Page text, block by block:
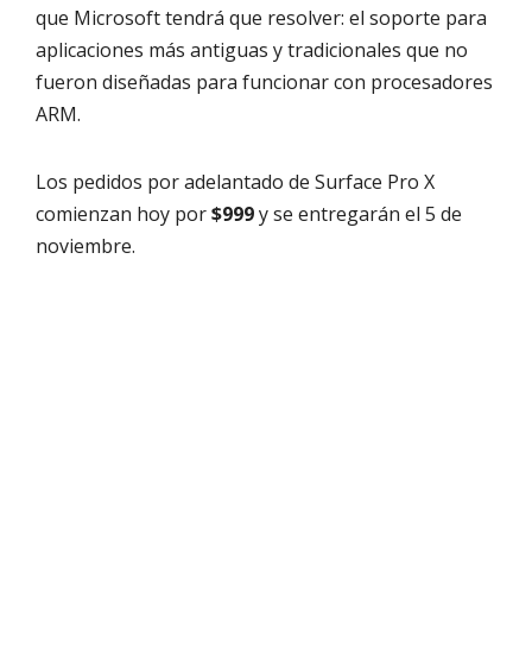
que Microsoft tendrá que resolver: el soporte para
aplicaciones más antiguas y tradicionales que no
fueron diseñadas para funcionar con procesadores
ARM.
Los pedidos por adelantado de Surface Pro X
comienzan hoy por$999y se entregarán el 5 de
noviembre.